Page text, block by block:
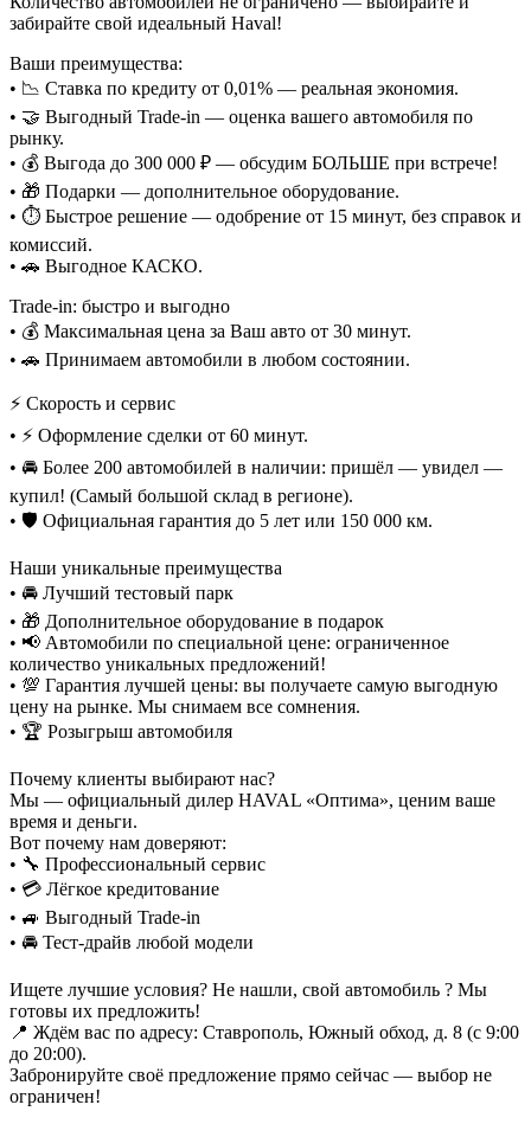
забирайте свой идеальный Haval!
Ваши преимущества:
• 📉 Ставка по кредиту от 0,01% — реальная экономия.
• 🤝 Выгодный Trade-in — оценка вашего автомобиля по
рынку.
• 💰 Выгода до 300 000 ₽ — обсудим БОЛЬШЕ при встрече!
• 🎁 Подарки — дополнительное оборудование.
• ⏱️ Быстрое решение — одобрение от 15 минут, без справок и
комиссий.
• 🚗 Выгодное КАСКО.
Trade-in: быстро и выгодно
• 💰 Максимальная цена за Ваш авто от 30 минут.
• 🚗 Принимаем автомобили в любом состоянии.
⚡ Скорость и сервис
• ⚡ Оформление сделки от 60 минут.
• 🚘 Более 200 автомобилей в наличии: пришёл — увидел —
купил! (Самый большой склад в регионе).
• 🛡️ Официальная гарантия до 5 лет или 150 000 км.
Наши уникальные преимущества
• 🚘 Лучший тестовый парк
• 🎁 Дополнительное оборудование в подарок
• 📢 Автомобили по специальной цене: ограниченное
количество уникальных предложений!
• 💯 Гарантия лучшей цены: вы получаете самую выгодную
цену на рынке. Мы снимаем все сомнения.
• 🏆 Розыгрыш автомобиля
Почему клиенты выбирают нас?
Мы — официальный дилер HAVAL «Оптима», ценим ваше
время и деньги.
Вот почему нам доверяют:
• 🔧 Профессиональный сервис
• 💳 Лёгкое кредитование
• 🚙 Выгодный Trade-in
• 🚘 Тест-драйв любой модели
Ищете лучшие условия? Не нашли, свой автомобиль ? Мы
готовы их предложить!
📍 Ждём вас по адресу: Ставрополь, Южный обход, д. 8 (с 9:00
до 20:00).
Забронируйте своё предложение прямо сейчас — выбор не
ограничен!